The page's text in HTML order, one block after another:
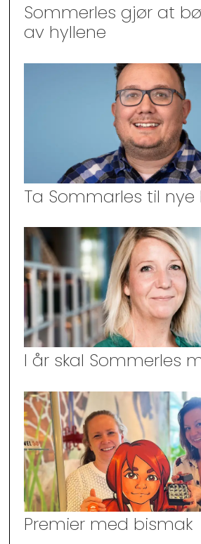
Sommerles gjør at
av hyllene
Ta Sommarles til nye
I år skal Sommerles
Premier med bismak